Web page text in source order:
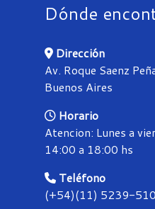
Dónde
Dirección
Av. Roque Saenz
Buenos Aires
Horario
Atencion: Lunes a
14:00 a 18:00 hs
Teléfono
(+54)(11) 5239-